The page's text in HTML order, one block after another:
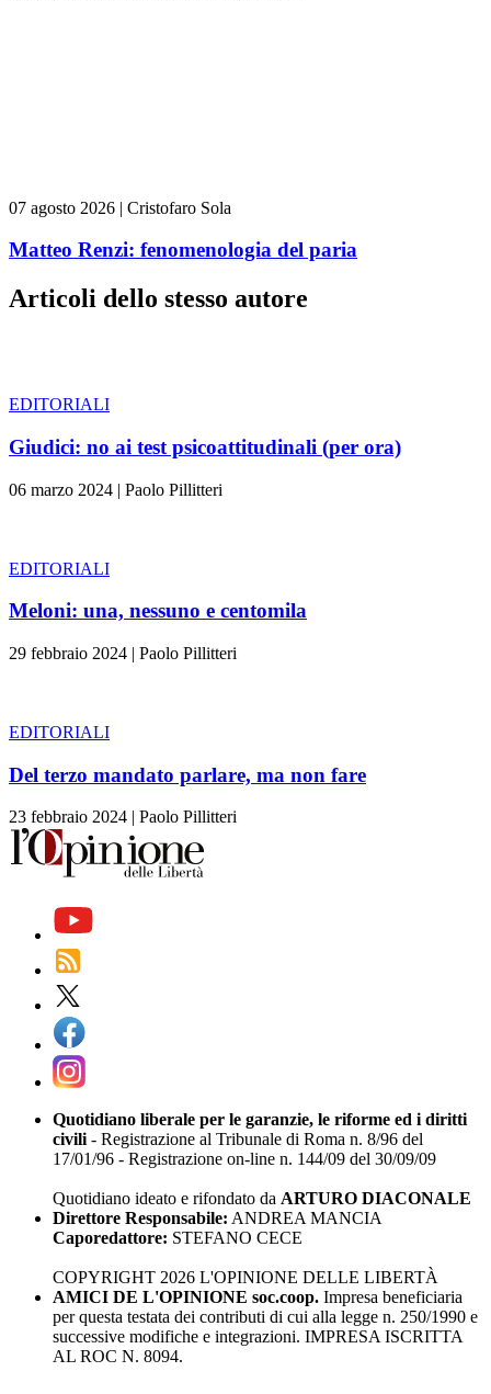
07 agosto 2026 | Cristofaro Sola
Matteo Renzi: fenomenologia del paria
Articoli dello stesso autore
EDITORIALI
Giudici: no ai test psicoattitudinali (per ora)
06 marzo 2024 | Paolo Pillitteri
EDITORIALI
Meloni: una, nessuno e centomila
29 febbraio 2024 | Paolo Pillitteri
EDITORIALI
Del terzo mandato parlare, ma non fare
23 febbraio 2024 | Paolo Pillitteri
Quotidiano liberale per le garanzie, le riforme ed i diritti
civili- Registrazione al Tribunale di Roma n. 8/96 del
17/01/96 - Registrazione on-line n. 144/09 del 30/09/09
Quotidiano ideato e rifondato da ARTURO DIACONALE
Direttore Responsabile: ANDREA MANCIA
Caporedattore: STEFANO CECE
COPYRIGHT 2026 L'OPINIONE DELLE LIBERTÀ
AMICI DE L'OPINIONE soc.coop. Impresa beneficiaria
per questa testata dei contributi di cui alla legge n. 250/1990 e
successive modifiche e integrazioni. IMPRESA ISCRITTA
AL ROC N. 8094.